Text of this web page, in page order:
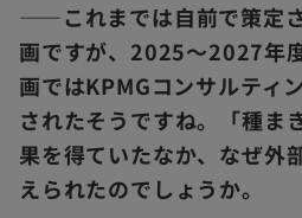
――これまでは自前で策定
画ですが、2025～2027年
画ではKPMGコンサルティ
されたそうですね。「種ま
果を得ていたなか、なぜ外
えられたのでしょうか。